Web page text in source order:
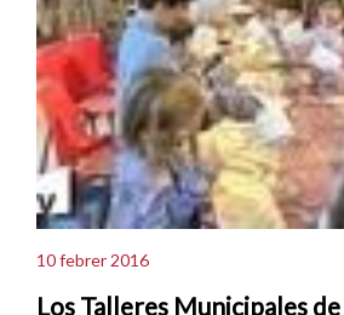
10 febrer 2016
Los Talleres Municipales